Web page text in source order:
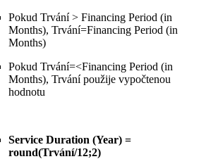
Pokud Trvání > Financing Period (in
Months), Trvání=Financing Period (in
Months)
Pokud Trvání=<Financing Period (in
Months), Trvání použije vypočtenou
hodnotu
Service Duration (Year) =
round(Trvání/12;2)